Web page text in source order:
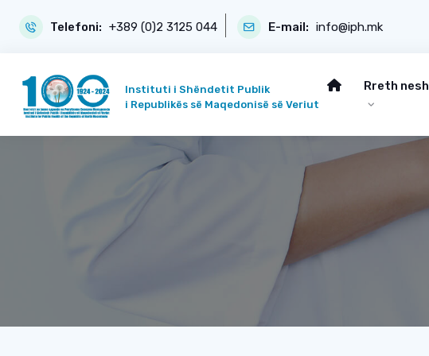
Telefoni: +389 (0)2 3125 044 E-mail: info@iph.mk
Instituti i Shëndetit Publik
i Republikës së Maqedonisë së Veriut
Rreth nesh